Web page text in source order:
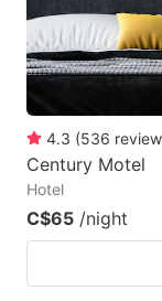
4.3 (536
Century Motel
Hotel
C$65 /night